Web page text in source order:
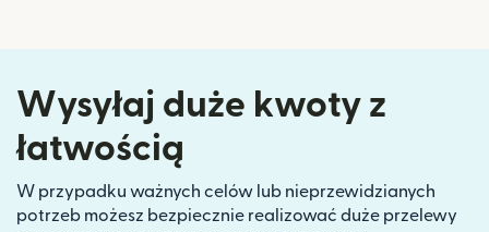
Wysyłaj duże kwoty z
łatwością
W przypadku ważnych celów lub nieprzewidzianych
potrzeb możesz bezpiecznie realizować duże przelewy